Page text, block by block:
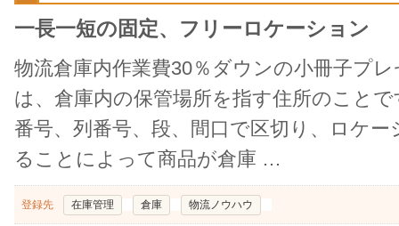
一長一短の固定、フリーロケーション
物流倉庫内作業費30％ダウンの小冊子プ
は、倉庫内の保管場所を指す住所のこと
番号、列番号、段、間口で区切り、ロケ
ることによって商品が倉庫 …
登録先 在庫管理 倉庫 物流ノウハウ